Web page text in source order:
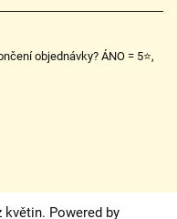
objednávky? ÁNO = 5⭐,
Powered by